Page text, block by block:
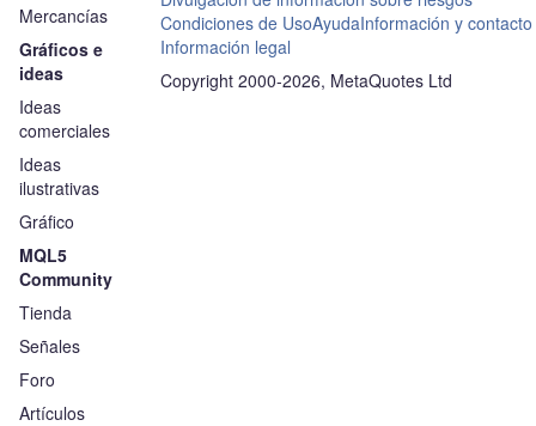
Mercancías
Gráficos e
ideas
Ideas
comerciales
Ideas
ilustrativas
Gráfico
MQL5
Community
Tienda
Señales
Foro
Artículos
Condiciones de UsoAyudaInformación y contacto
Información legal
Copyright 2000-2026, MetaQuotes Ltd